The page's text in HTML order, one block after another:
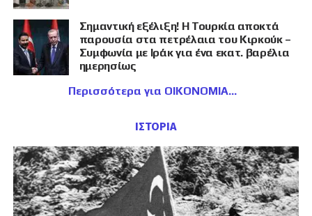
Σημαντική εξέλιξη! Η Τουρκία αποκτά
παρουσία στα πετρέλαια του Κιρκούκ –
Συμφωνία με Ιράκ για ένα εκατ. βαρέλια
ημερησίως
Περισσότερα για ΟΙΚΟΝΟΜΙΑ
ΙΣΤΟΡΙΑ